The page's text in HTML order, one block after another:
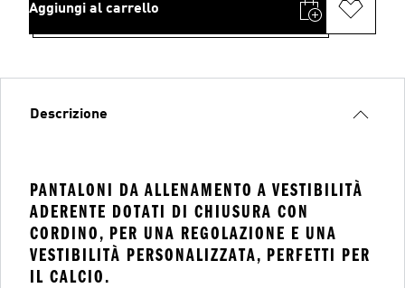
Aggiungi al carrello
Descrizione
PANTALONI DA ALLENAMENTO A VESTIBILITÀ
ADERENTE DOTATI DI CHIUSURA CON
CORDINO, PER UNA REGOLAZIONE E UNA
VESTIBILITÀ PERSONALIZZATA, PERFETTI PER
IL CALCIO.